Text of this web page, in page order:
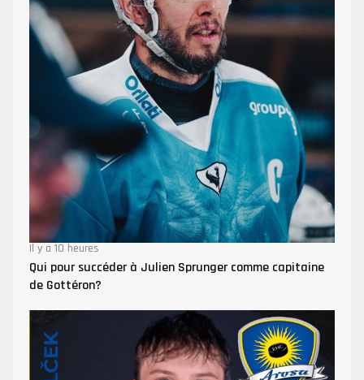
Il y a 10 heures
Qui pour succéder à Julien Sprunger comme capitaine
de Gottéron?